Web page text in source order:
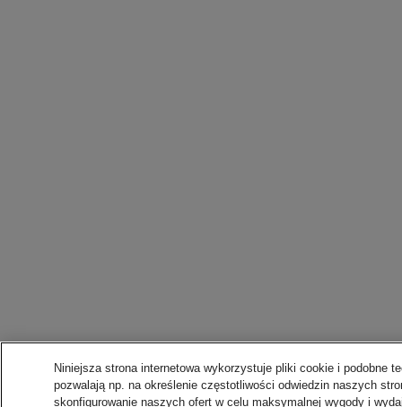
Niniejsza strona internetowa wykorzystuje pliki cookie i podobne
pozwalają np. na określenie częstotliwości odwiedzin naszych
skonfigurowanie naszych ofert w celu maksymalnej wygody i